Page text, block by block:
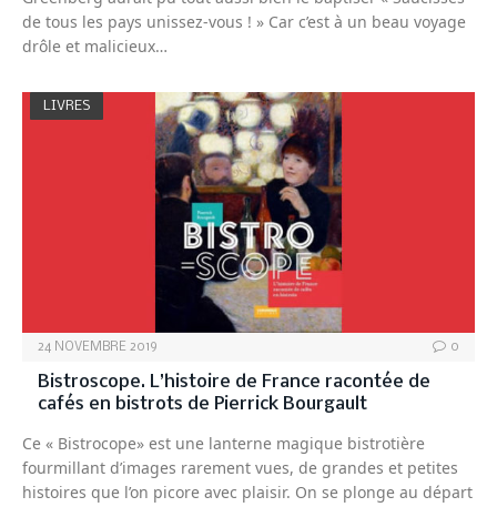
de tous les pays unissez-vous ! » Car c’est à un beau voyage
drôle et malicieux…
LIVRES
24 NOVEMBRE 2019 0
Bistroscope. L’histoire de France racontée de
cafés en bistrots de Pierrick Bourgault
Ce « Bistrocope» est une lanterne magique bistrotière
fourmillant d’images rarement vues, de grandes et petites
histoires que l’on picore avec plaisir. On se plonge au départ